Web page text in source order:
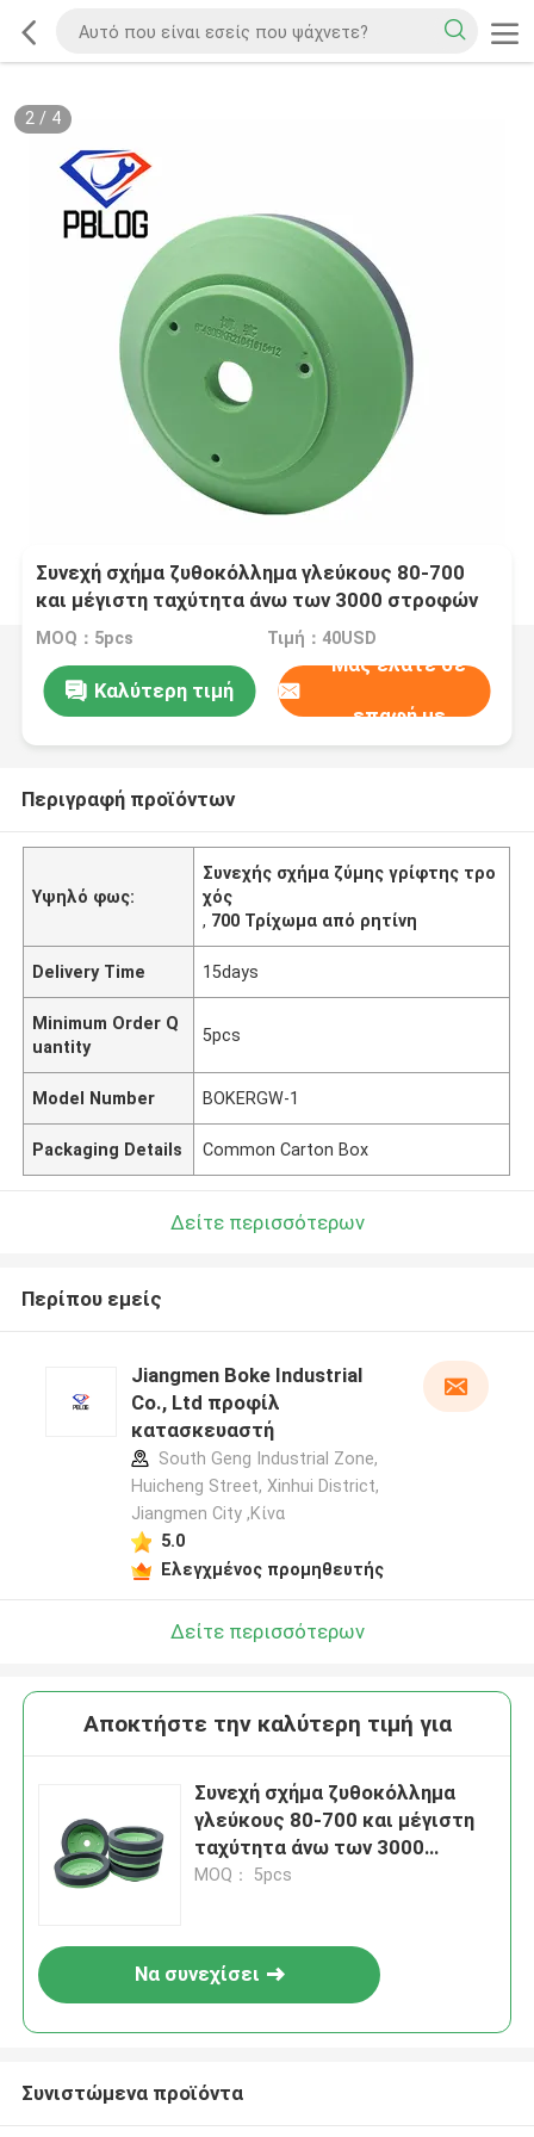
2/ 4
Συνεχή σχήμα ζυθοκόλλημα γλεύκους 80-700
και μέγιστη ταχύτητα άνω των 3000 στροφών
ανά λεπτό
MOQ：5pcs Τιμή：40USD
Καλύτερη τιμή
Μας ελάτε σε
επαφή με
Περιγραφή προϊόντων
Υψηλό φως:
Συνεχής σχήμα ζύμης γρίφτης τρο
χός
, 700 Τρίχωμα από ρητίνη
Delivery Time 15days
Minimum Order Q
uantity
5pcs
Model Number BOKERGW-1
Packaging Details Common Carton Box
Δείτε περισσότερων
Περίπου εμείς
Jiangmen Boke Industrial
Co., Ltd προφίλ
κατασκευαστή
South Geng Industrial Zone,
Huicheng Street, Xinhui District,
Jiangmen City ,Κίνα
5.0
Ελεγχμένος προμηθευτής
Δείτε περισσότερων
Αποκτήστε την καλύτερη τιμή για
Συνεχή σχήμα ζυθοκόλλημα
γλεύκους 80-700 και μέγιστη
ταχύτητα άνω των 3000
στροφών ανά λεπτό
MOQ： 5pcs
Να συνεχίσει
Συνιστώμενα προϊόντα